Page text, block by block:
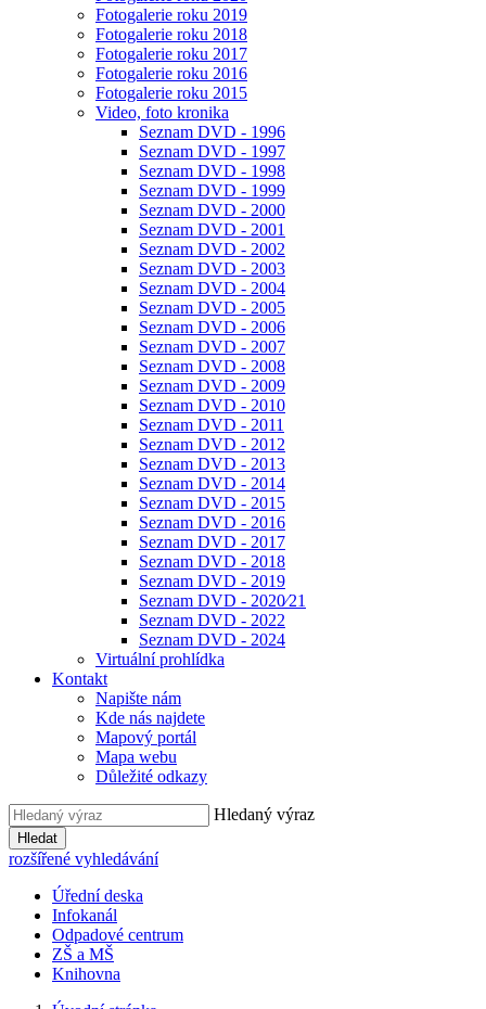
Fotogalerie roku 2019
Fotogalerie roku 2018
Fotogalerie roku 2017
Fotogalerie roku 2016
Fotogalerie roku 2015
Video, foto kronika
Seznam DVD - 1996
Seznam DVD - 1997
Seznam DVD - 1998
Seznam DVD - 1999
Seznam DVD - 2000
Seznam DVD - 2001
Seznam DVD - 2002
Seznam DVD - 2003
Seznam DVD - 2004
Seznam DVD - 2005
Seznam DVD - 2006
Seznam DVD - 2007
Seznam DVD - 2008
Seznam DVD - 2009
Seznam DVD - 2010
Seznam DVD - 2011
Seznam DVD - 2012
Seznam DVD - 2013
Seznam DVD - 2014
Seznam DVD - 2015
Seznam DVD - 2016
Seznam DVD - 2017
Seznam DVD - 2018
Seznam DVD - 2019
Seznam DVD - 2020⁄21
Seznam DVD - 2022
Seznam DVD - 2024
Virtuální prohlídka
Kontakt
Napište nám
Kde nás najdete
Mapový portál
Mapa webu
Důležité odkazy
Hledaný výraz
Hledat
rozšířené vyhledávání
Úřední deska
Infokanál
Odpadové centrum
ZŠ a MŠ
Knihovna